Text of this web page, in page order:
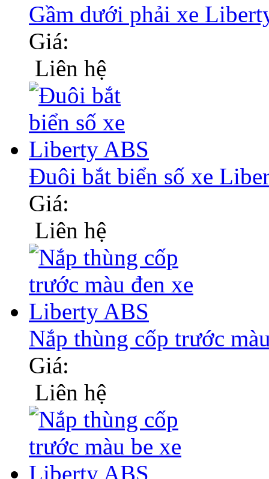
Gầm dưới phải xe
Giá:
Liên hệ
Đuôi bắt biển số xe
Giá:
Liên hệ
Nắp thùng cốp trước
Giá:
Liên hệ